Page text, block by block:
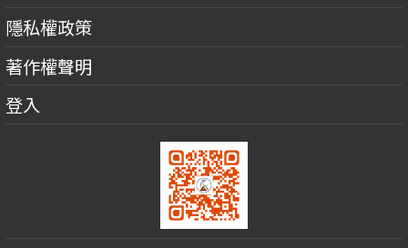
隱私權政策
著作權聲明
登入